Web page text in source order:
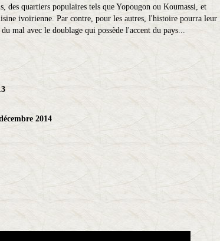
des quartiers populaires tels que Yopougon ou Koumassi, et
ivoirienne. Par contre, pour les autres, l'histoire pourra leur
mal avec le doublage qui possède l'accent du pays...
2014